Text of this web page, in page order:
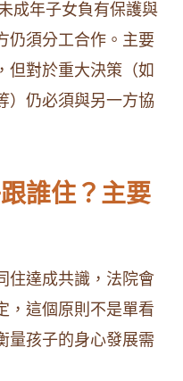
成年子女負有保護與
仍須分工合作。主要
但對於重大決策（如
）仍必須與另一方協
誰住？主要
住達成共識，法院會
，這個原則不是單看
量孩子的身心發展需